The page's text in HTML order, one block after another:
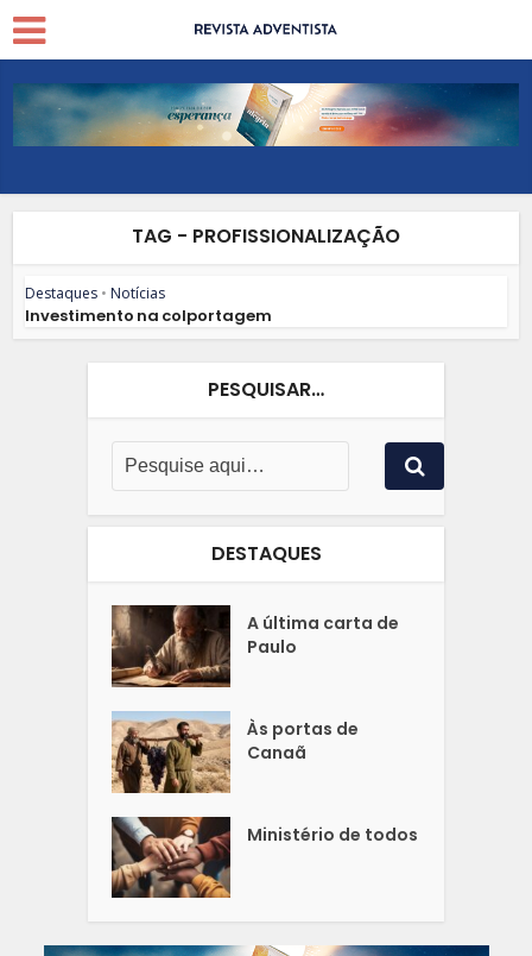
TAG - PROFISSIONALIZAÇÃO
Destaques • Notícias
Investimento na colportagem
PESQUISAR…
DESTAQUES
A última carta de
Paulo
Às portas de
Canaã
Ministério de todos